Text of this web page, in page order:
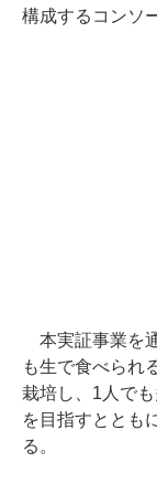
構成するコンソ
本実証事業を
も生で食べられ
栽培し、1人で
を目指すととも
る。